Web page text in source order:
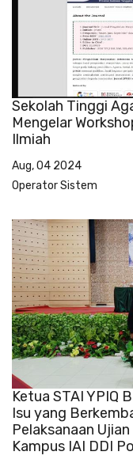
Sekolah Tinggi
Mengelar
Ilmiah
Aug, 04 2024
Operator Sistem
Ketua STAI YPIQ
Isu yang
Pelaksanaan
Kampus IAI DDI